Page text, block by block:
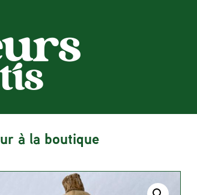
à la boutique